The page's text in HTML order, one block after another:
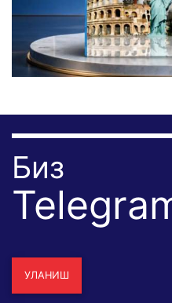
Биз
УЛАНИШ